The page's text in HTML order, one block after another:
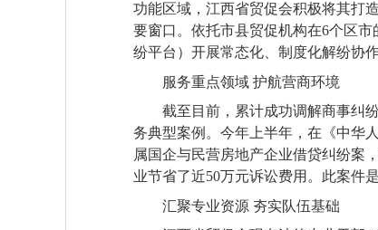
功能区域，江西省贸促会积极将其打
要窗口。依托市县贸促机构在6个区
纷平台）开展常态化、制度化解纷协
服务重点领域 护航营商环境
截至目前，累计成功调解商事纠
务典型案例。今年上半年，在《中华
属国企与民营房地产企业借贷纠纷案
业节省了近50万元诉讼费用。此案件
汇聚专业资源 夯实队伍基础